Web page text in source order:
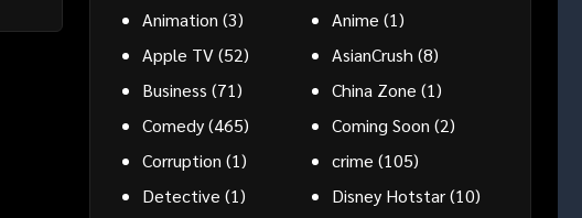
Animation (3) Anime (1)
Apple TV(52) AsianCrush (8)
Business (71) China Zone (1)
Comedy(465) Coming Soon (2)
Corruption (1) crime (105)
Detective (1) Disney Hotstar(10)